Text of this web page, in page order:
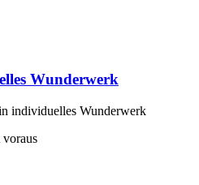
Wunderwerk
individuelles Wunderwerk